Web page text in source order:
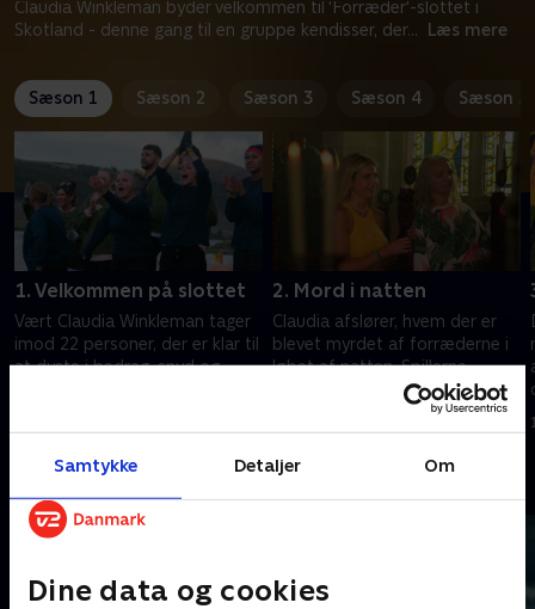
Samtykke Detaljer Om
Dine data og cookies
Claudia Winkleman byder velkommen til 'Forræder'-slottet i
Skotland - denne gang til en gruppe kendisser, der... Læs mere
Sæson 1 Sæson 2 Sæson 3 Sæson 4 Sæson 5
1. Velkommen på slottet
Vært Claudia Winkleman tager
imod 22 personer, der er klar til
at dyste i bedrag, snyd og
2. Mord i natten
Claudia afslører, hvem der er
blevet myrdet af forræderne i
løbet af natten. Spillerne
samles om det runde bord,
men kan de loyale finde
forræderen?
Andre så også